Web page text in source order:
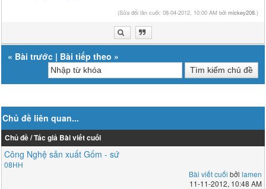
(Sửa đổi lần cuối: 08-04-2012, 10:00 AM bởi mickey208.)
« Bài trước | Bài tiếp theo »
Chủ đề liên quan...
Chủ đề / Tác giả Bài viết cuối
Công Nghệ sản xuất Gốm - sứ
08HH
Bài viết cuối bởi lamen
11-11-2012, 10:48 AM